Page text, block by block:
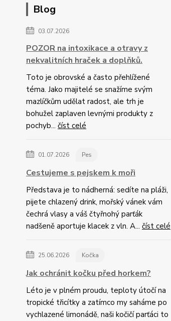
Blog
03.07.2026
POZOR na intoxikace a otravy z
nekvalitních hraček a doplňků.
Toto je obrovské a často přehlížené
téma. Jako majitelé se snažíme svým
mazlíčkům udělat radost, ale trh je
bohužel zaplaven levnými produkty z
pochyb... číst celé
01.07.2026 Pes
Cestujeme s pejskem k moři
Představa je to nádherná: sedíte na pláži,
pijete chlazený drink, mořský vánek vám
čechrá vlasy a váš čtyřnohý parťák
nadšeně aportuje klacek z vln. A... číst celé
25.06.2026 Kočka
Jak ochránit kočku před horkem?
Léto je v plném proudu, teploty útočí na
tropické třicítky a zatímco my saháme po
vychlazené limonádě, naši kočičí parťáci to